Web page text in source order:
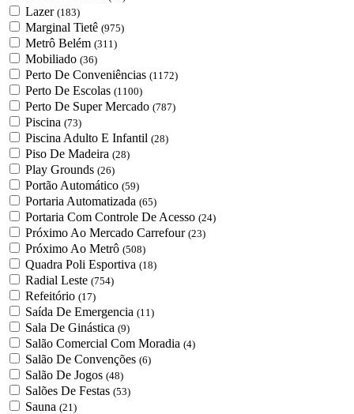
Lazer (183)
Marginal Tietê (975)
Metrô Belém (311)
Mobiliado (36)
Perto De Conveniências (1172)
Perto De Escolas (1100)
Perto De Super Mercado (787)
Piscina (73)
Piscina Adulto E Infantil (28)
Piso De Madeira (28)
Play Grounds (26)
Portão Automático (59)
Portaria Automatizada (65)
Portaria Com Controle De Acesso (24)
Próximo Ao Mercado Carrefour (23)
Próximo Ao Metrô (508)
Quadra Poli Esportiva (18)
Radial Leste (754)
Refeitório (17)
Saída De Emergencia (11)
Sala De Ginástica (9)
Salão Comercial Com Moradia (4)
Salão De Convenções (6)
Salão De Jogos (48)
Salões De Festas (53)
Sauna (21)